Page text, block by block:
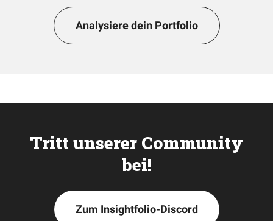
Analysiere dein Portfolio
Tritt unserer Community
bei!
Zum Insightfolio-Discord